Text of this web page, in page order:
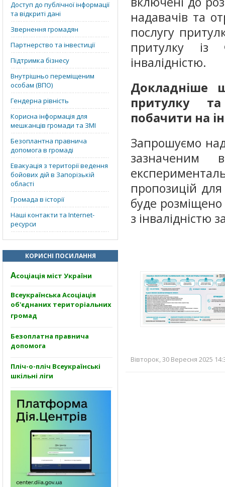
Доступ до публічної інформації
та відкриті дані
Звернення громадян
Партнерство та інвестиції
Підтримка бізнесу
Внутрішньо переміщеним
особам (ВПО)
Гендерна рівність
Корисна інформація для
мешканців громади та ЗМІ
Безоплантна правнича
допомога в громаді
Евакуація з території ведення
бойових дій в Запорізькій
області
Громада в історії
Наші контакти та Internet-
ресурси
КОРИСНІ ПОСИЛАННЯ
Асоціація міст України
Всеукраїнська Асоціація
об'єднаних територіальних
громад
Безоплатна правнича
допомога
Пліч-о-пліч Всеукраїнські
шкільні ліги
надавачів та
послугу
притулку із
інвалідністю.
Докладніше
притулку
побачити на
Запрошуємо
зазначеним
пропозицій
буде розміщено
з інвалідністю
Вівторок, 30 Вересня 2025